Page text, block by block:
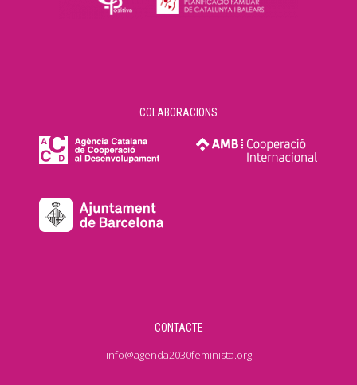
COLABORACIONS
CONTACTE
info@agenda2030feminista.org